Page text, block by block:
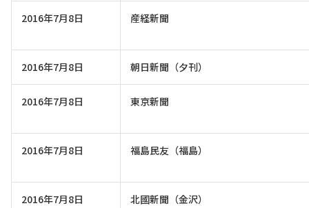
2016年7月8日 産経新聞
2016年7月8日 朝日新聞（夕刊）
2016年7月8日 東京新聞
2016年7月8日 福島民友（福島）
2016年7月8日 北國新聞（金沢）